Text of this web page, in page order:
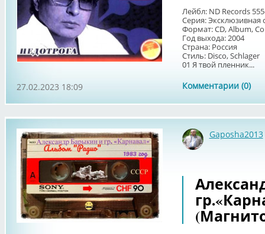
Лейбл: ND Records
Серия: Эксклюзивная
Формат: CD, Album,
Год выхода: 2004
Страна: Россия
Стиль: Disco, Schlager
01 Я твой пленник...
Комментарии (0)
27.02.2023 18:09
Gaposha2013